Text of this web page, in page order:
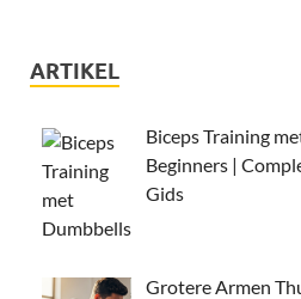
ARTIKEL
Biceps Training
Beginners |
Gids
Grotere Armen